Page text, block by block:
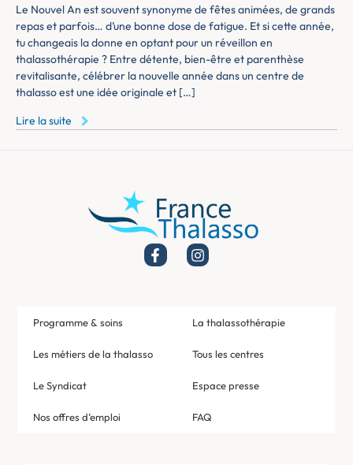
Le Nouvel An est souvent synonyme de fêtes animées, de grands
repas et parfois… d’une bonne dose de fatigue. Et si cette année,
tu changeais la donne en optant pour un réveillon en
thalassothérapie ? Entre détente, bien-être et parenthèse
revitalisante, célébrer la nouvelle année dans un centre de
thalasso est une idée originale et […]
Lire la suite
Programme & soins
Les métiers de la thalasso
Le Syndicat
Nos offres d’emploi
La thalassothérapie
Tous les centres
Espace presse
FAQ